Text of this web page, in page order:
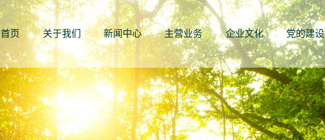
首页 关于我们 新闻中心 主营业务 企业文化 党的建设